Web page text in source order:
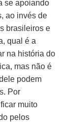
se apoiando
ao invés de
brasileiros e
qual é a
na história do
mas não é
podem
Por
muito
pelos